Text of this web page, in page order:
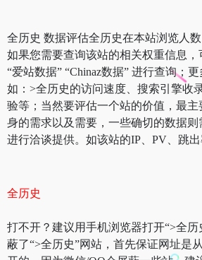
全历史 数据评估全历史在本站浏览人数
如果您需要查询该站的相关权重信息，
“爱站数据” “Chinaz数据” 进行查询；
如：>全历史的访问速度、搜索引擎收
验等；当然要评估一个站的价值，最主
身的需求以及需要，一些确切的数据
进行洽谈提供。如该站的IP、PV、跳出
全历史
打不开？建议用手机浏览器打开“>全历
蔽了“>全历史”网站，首先保证网址是